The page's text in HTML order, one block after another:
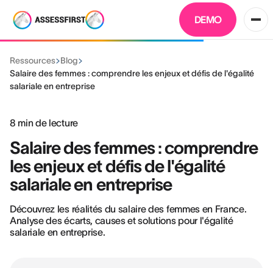
DEMO
Ressources Blog
Salaire des femmes : comprendre les enjeux et défis de l'égalité
salariale en entreprise
8 min de lecture
Salaire des femmes : comprendre
les enjeux et défis de l'égalité
salariale en entreprise
Découvrez les réalités du salaire des femmes en France.
Analyse des écarts, causes et solutions pour l'égalité
salariale en entreprise.